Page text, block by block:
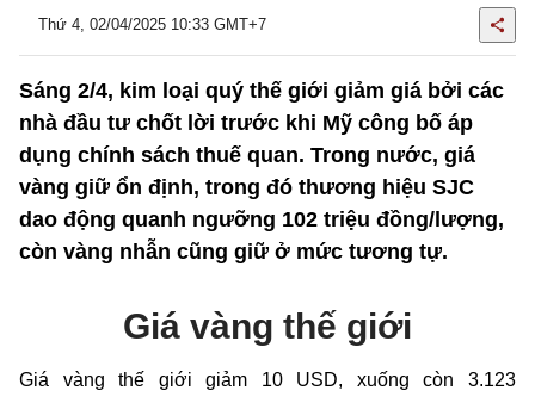
Thứ 4, 02/04/2025 10:33 GMT+7
Sáng 2/4, kim loại quý thế giới giảm giá bởi các
nhà đầu tư chốt lời trước khi Mỹ công bố áp
dụng chính sách thuế quan. Trong nước, giá
vàng giữ ổn định, trong đó thương hiệu SJC
dao động quanh ngưỡng 102 triệu đồng/lượng,
còn vàng nhẫn cũng giữ ở mức tương tự.
Giá vàng thế giới
Giá vàng thế giới giảm 10 USD, xuống còn 3.123